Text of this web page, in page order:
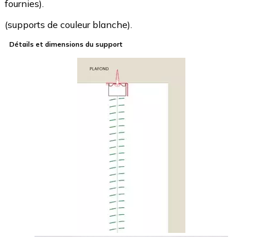
fournies).
(supports de couleur blanche).
Détails et dimensions du support